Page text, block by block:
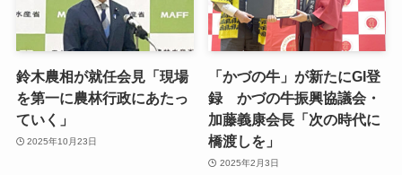
鈴木農相が就任会見「現場
を第一に農林行政にあたっ
ていく」
2025年10月23日
「かづの牛」が新たにGI登
録 かづの牛振興協議会・
加藤義康会長「次の時代に
橋渡しを」
2025年2月3日